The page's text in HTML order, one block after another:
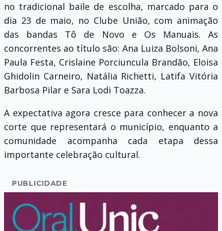
no tradicional baile de escolha, marcado para o
dia 23 de maio, no Clube União, com animação
das bandas Tô de Novo e Os Manuais. As
concorrentes ao título são: Ana Luiza Bolsoni, Ana
Paula Festa, Crislaine Porciuncula Brandão, Eloisa
Ghidolin Carneiro, Natália Richetti, Latifa Vitória
Barbosa Pilar e Sara Lodi Toazza.
A expectativa agora cresce para conhecer a nova
corte que representará o município, enquanto a
comunidade acompanha cada etapa dessa
importante celebração cultural.
PUBLICIDADE